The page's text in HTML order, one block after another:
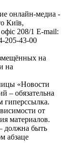
онлайн-медиа -
Київ,
208/1 E-mail:
205-43-00
на
на
«Новости
– обязательна
гиперссылка.
от
материалов.
должна быть
абзаце